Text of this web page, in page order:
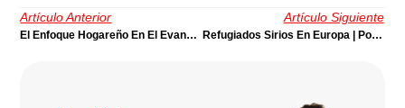
Artículo Anterior
El Enfoque Hogareño En El Evangelismo | Por Osías Segura
Artículo Siguiente
Refugiados Sirios En Europa | Por Samuel Escobar